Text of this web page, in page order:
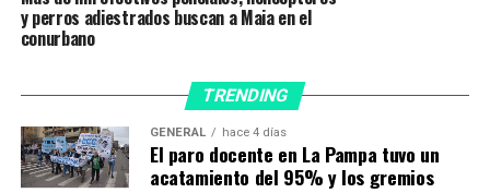
Peralta (uno de los principales acusados
amigo. En ninguno se halló rastro de Cáceres.
Difusión por la aparición con vida de Susana Cáceres
El único rastro que los perros localizaron fue en el
interior de un vestuario precario dentro de la cancha de
y perros adiestrados buscan a Maia en el
conurbano
TRENDING
GENERAL hace 4 días
El paro docente en La Pampa tuvo un
acatamiento del 95% y los gremios